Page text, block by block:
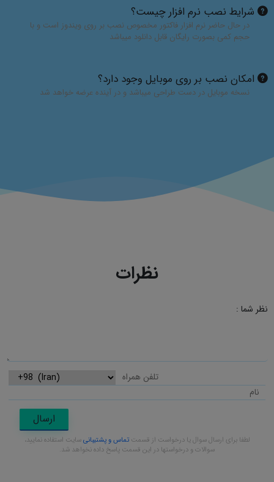
شرایط نصب نرم افزار چیست؟
در حال حاضر نرم افزار فاکتور مخصوص نصب بر روی ویندوز است و با
حجم کمی بصورت رایگان قابل دانلود میباشد
امکان نصب بر روی موبایل وجود دارد؟
نسخه موبایل در دست طراحی میباشد و در آینده عرضه خواهد شد
نظرات
نظر شما :
ارسال
لطفا برای ارسال سوال یا درخواست از قسمتتماس و پشتیبانیسایت استفاده نمایید،
سوالات و درخواستها در این قسمت پاسخ داده نخواهد شد.